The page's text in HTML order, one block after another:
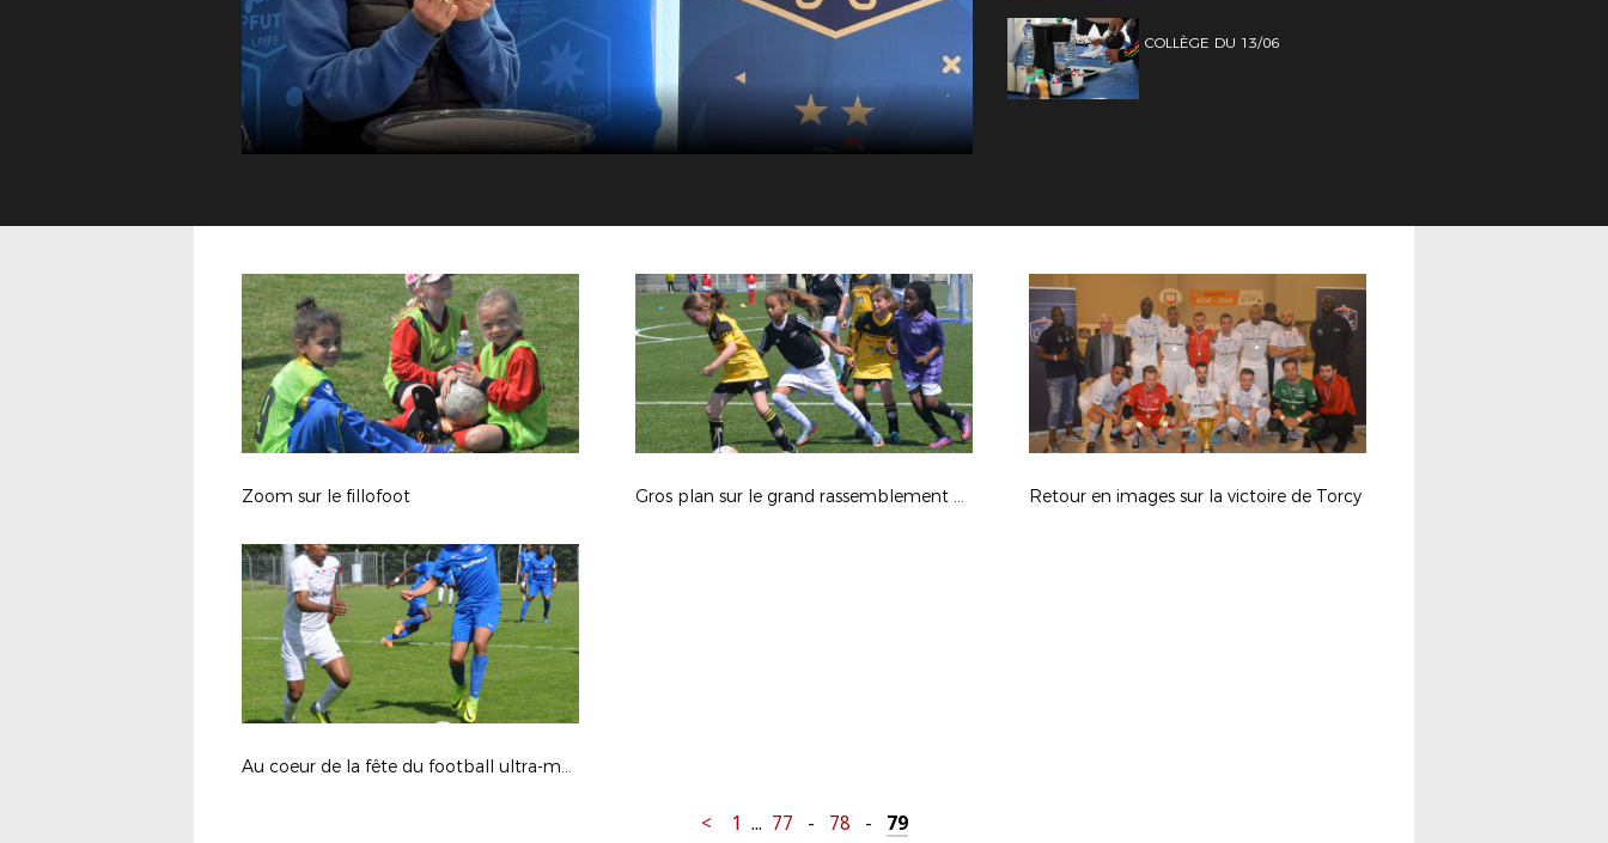
COLLÈGE DU 13/06
Zoom sur le fillofoot Gros plan sur le grand rassemblement fillofoot Retour en images sur la victoire de Torcy
Au coeur de la fête du football ultra-marin, le sacre de l'US Nett en images
< 1 ... 77 - 78 - 79